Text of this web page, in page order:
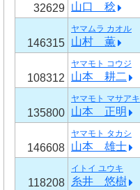
32629 山口 稔
146315
ヤマムラ カオル
山村 薫
108312
ヤマモト コウジ
山本 耕二
135800
ヤマモト マサアキ
山本 正明
146608
ヤマモト タカシ
山本 雄士
118208
イトイ ユウキ
糸井 悠樹